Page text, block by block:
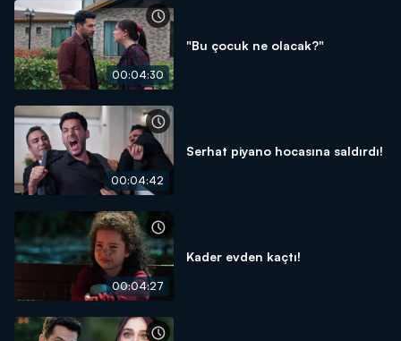
00:04:30
"Bu çocuk ne olacak?"
00:04:42
Serhat piyano hocasına saldırdı!
00:04:27
Kader evden kaçtı!